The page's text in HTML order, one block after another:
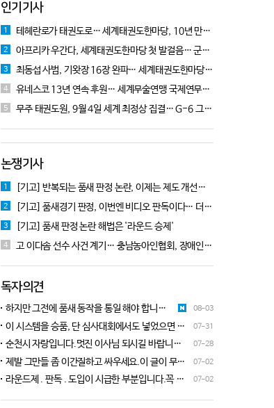
인기기사
1 테헤란로가 태권도로… 세계태권도한마당, 10년 만에 국기원서 개막!
2 아프리카 우간다, 세계태권도한마당 첫 발걸음… 군의관 콘데 "잊지 못할 경험"
3 최동섭 사범, 기왓장 16장 완파… 세계태권도한마당 주먹격파 우승
4 유네스코 13년 연속 후원… 세계무술연맹 국제연무대회 10월 충주서 개막
5 무주 태권도원, 9월 4일 세계 최정상 집결… G-6 그랑프리 시리즈 개막
논쟁기사
1 [기고] 반복되는 품새 판정 논란, 이제는 제도 개선을 논의할 때!
2 [기고] 품새경기 판정, 이번엔 비디오 판독이다… 더 이상 미룰 수 없다
3 [기고] 품새 판정 논란 해법은 '라운드 승제'
4 고 이다솜 선수 사건 계기… 충남농아인협회, 장애인체육 제도개선 9개 정책 제안
독자의견
08-03
하지만 그전에 품새 동작을 통일 해야 합니다.
품새 심판 교육에 여러번 참석 했었는데, 강사
대로 판단을 할수가 없습니다.하루빨리 강사들
이 함께 모여 동작을 통일 시켜야지 안그러면
항상 분쟁이 생깁니다.
07-31
이 시스템을 승품, 단 심사대회에서도 넣었으면 좋
겠네요.심사위원들이 일부러 불합격시키고, 이 부
했는데, 번복이 안된답니다.ㅋㅋㅋㅋㅋ 심사위원들
눈이 전부 달라서, 이렇다, 저렇다 말을 할수가 없다
07-28
순천시 자랑입니다.멋진 이사님 되시길 바랍니다
^^♡
07-02
제발 그만들 좀 이간질하고 싸우세요.이 글이 무엇
이 문제인가요?무엇을 얘기하려는지 의도가 무엇
이 노력해 보자는 그런 글 같은데품새 얘기 하는데
07-02
라운드제 . 판독 . 도입이 시급한 부분입니다.꼭 승